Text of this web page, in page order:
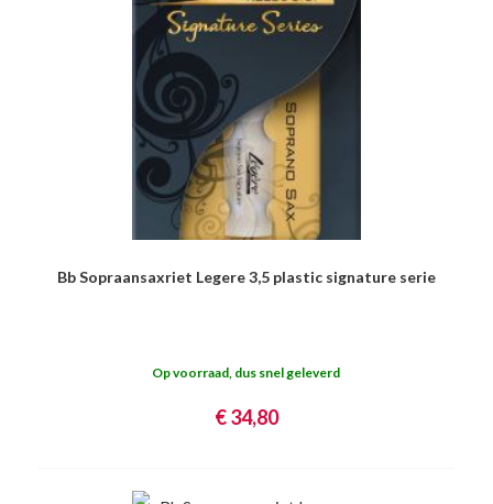
Bb Sopraansaxriet Legere 3,5 plastic signature serie
Op voorraad, dus snel geleverd
€ 34,80